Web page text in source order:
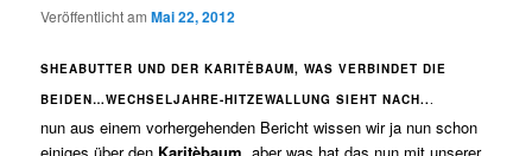
Veröffentlicht amMai 22, 2012
SHEABUTTER UND DER KARITÈBAUM, WAS VERBINDET DIE
BEIDEN…WECHSELJAHRE-HITZEWALLUNG SIEHT NACH..
nun aus einem vorhergehenden Bericht wissen wir ja nun schon
einiges über den Karitèbaum, aber was hat das nun mit unserer